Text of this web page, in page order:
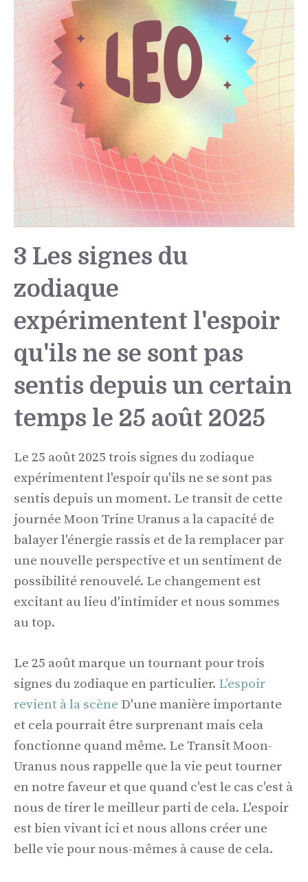
3 Les signes du
zodiaque
expérimentent l'espoir
qu'ils ne se sont pas
sentis depuis un certain
temps le 25 août 2025
Le 25 août 2025 trois signes du zodiaque
expérimentent l'espoir qu'ils ne se sont pas
sentis depuis un moment. Le transit de cette
journée Moon Trine Uranus a la capacité de
balayer l'énergie rassis et de la remplacer par
une nouvelle perspective et un sentiment de
possibilité renouvelé. Le changement est
excitant au lieu d'intimider et nous sommes
au top.
Le 25 août marque un tournant pour trois
signes du zodiaque en particulier. L'espoir
revient à la scène D'une manière importante
et cela pourrait être surprenant mais cela
fonctionne quand même. Le Transit Moon-
Uranus nous rappelle que la vie peut tourner
en notre faveur et que quand c'est le cas c'est à
nous de tirer le meilleur parti de cela. L'espoir
est bien vivant ici et nous allons créer une
belle vie pour nous-mêmes à cause de cela.